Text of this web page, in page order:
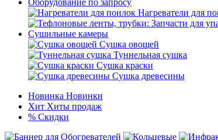
Оборудование по запросу
Нагреватели для
Сушильные камеры
Сушка овощей
Туннельная сушка
Сушка краски
Сушка древесины
Новинка Новинки
Хит Хиты продаж
% Скидки